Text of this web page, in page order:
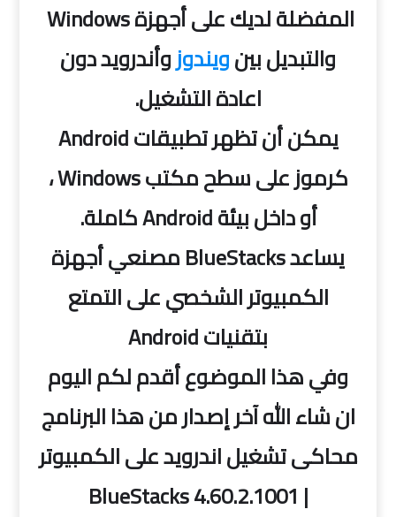
والتبديل بينويندوزوأندرويد دون
اعادة التشغيل.
يمكن أن تظهر تطبيقات Android
كرموز على سطح مكتب Windows ،
أو داخل بيئة Android كاملة.
يساعد BlueStacks مصنعي أجهزة
الكمبيوتر الشخصي على التمتع
بتقنيات Android
وفي هذا الموضوع أقدم لكم اليوم
ان شاء الله آخر إصدار من هذا البرنامج
محاكى تشغيل اندرويد على الكمبيوتر
| BlueStacks 4.60.2.1001